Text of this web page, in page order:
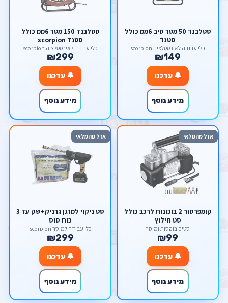
סטלבנד 50 מטר סיב 6ממ כולל
סטנד
כלי עבודה לאינסטלציה scorpion
₪149
🔔 עדכנו
מידע נוסף
סטלבנד 150 מטר 6ממ כולל
סטנד scorpion
כלי עבודה לאינסטלציה scorpion
₪299
🔔 עדכנו
מידע נוסף
אזל מהמלאי
קומפרסור 2 בוכונות לרכב כולל
סט חילוץ
סטים בוקסות ומוסך
₪99
🔔 עדכנו
מידע נוסף
אזל מהמלאי
סט ניקוי למזגן גרניק+שק עד 3
כוח סוס
כלי עבודה למוסך scorpion
₪299
🔔 עדכנו
מידע נוסף